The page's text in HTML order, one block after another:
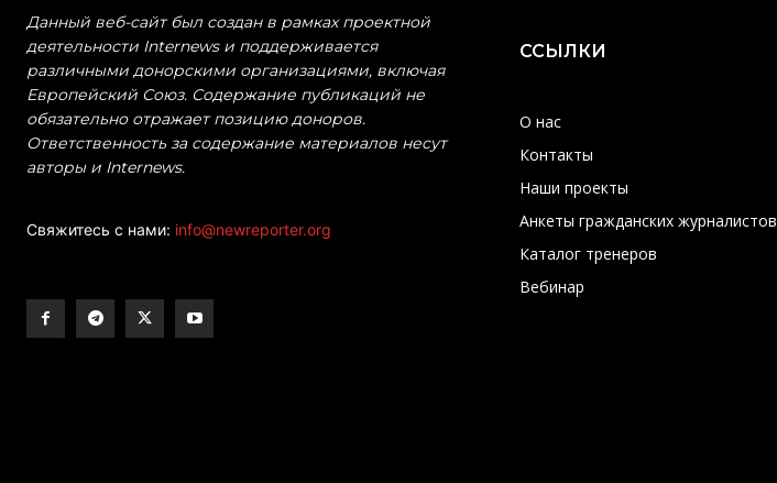
Данный веб-сайт был создан в рамках проектной
деятельности Internews и поддерживается
различными донорскими организациями, включая
Европейский Союз. Содержание публикаций не
обязательно отражает позицию доноров.
Ответственность за содержание материалов несут
авторы и Internews.
Свяжитесь с нами: info@newreporter.org
ССЫЛКИ
О нас
Контакты
Наши проекты
Анкеты гражданских журналистов
Каталог тренеров
Вебинар